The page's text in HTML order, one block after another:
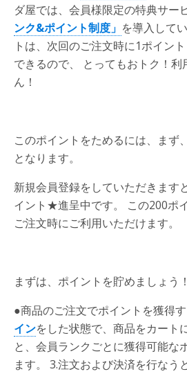
ダ屋では、会員様限定の特典サー
ンク&ポイント制度」 を導入して
トは、次回のご注文時に1ポイン
できるので、 とってもおトク！
ん！
このポイントをためるには、まず、
となります。
新規会員登録をしていただきます
イント★進呈中です。 この200ポ
ご注文時にご利用いただけます。
まずは、ポイントを貯めましょう！
●商品のご注文でポイントを獲得
インをした状態で、商品をカート
と、会員ランクごとに獲得可能な
ます。 3.注文および決済を行なう